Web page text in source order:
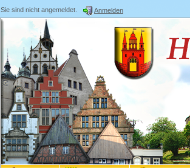
Sie sind nicht angemeldet. Anmelden